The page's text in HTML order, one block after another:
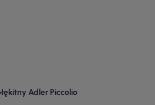
Adler Piccolio